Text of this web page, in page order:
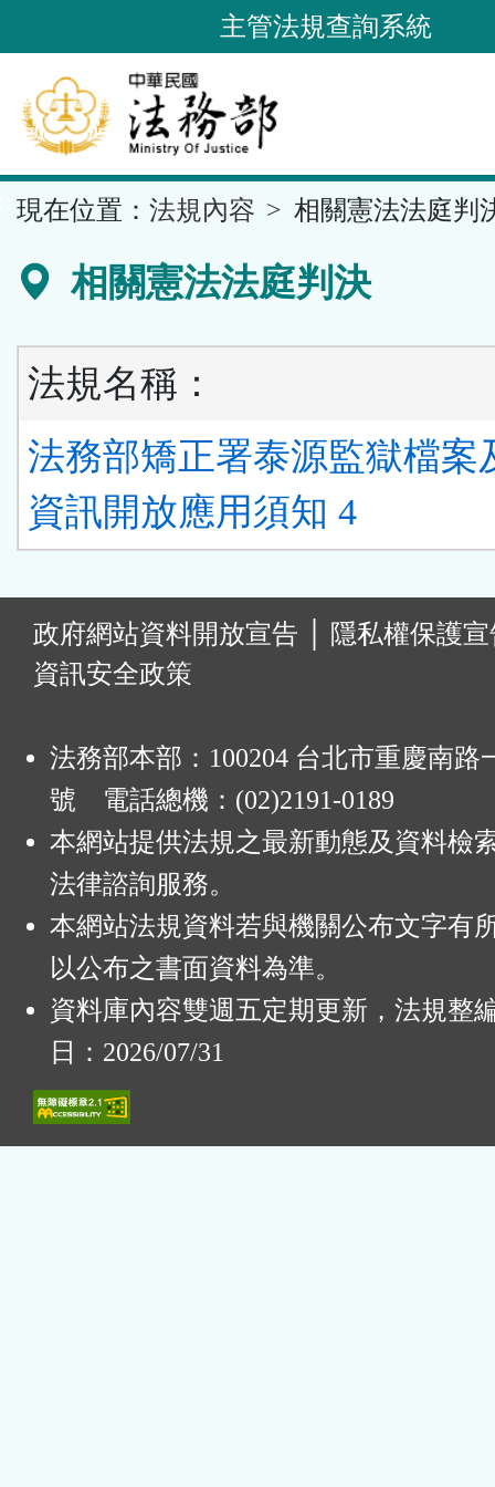
到
要
內
容
區
主管法規查詢系統
現在位置： 法規內容 相關憲法法庭判
相關憲法法庭判決
法規名稱：
法務部矯正署泰源監獄檔案
資訊開放應用須知 4
政府網站資料開放宣告
隱私權保護
資訊安全政策
法務部本部：100204 台北市重慶南路
號 電話總機：(02)2191-0189
本網站提供法規之最新動態及資料檢
法律諮詢服務。
本網站法規資料若與機關公布文字有
以公布之書面資料為準。
資料庫內容雙週五定期更新，法規整
日：2026/07/31